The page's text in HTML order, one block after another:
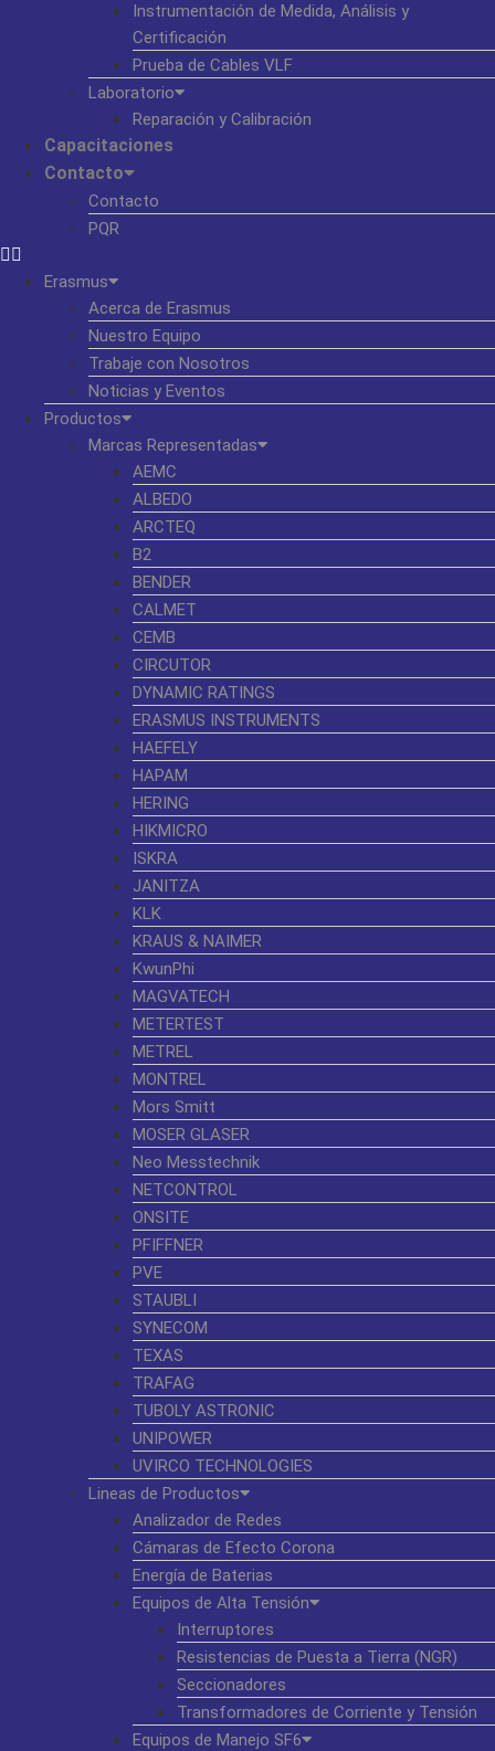
Instrumentación de Medida, Análisis y
Certificación
Prueba de Cables VLF
Laboratorio
Reparación y Calibración
Capacitaciones
Contacto
Contacto
PQR
Erasmus
Acerca de Erasmus
Nuestro Equipo
Trabaje con Nosotros
Noticias y Eventos
Productos
Marcas Representadas
AEMC
ALBEDO
ARCTEQ
B2
BENDER
CALMET
CEMB
CIRCUTOR
DYNAMIC RATINGS
ERASMUS INSTRUMENTS
HAEFELY
HAPAM
HERING
HIKMICRO
ISKRA
JANITZA
KLK
KRAUS & NAIMER
KwunPhi
MAGVATECH
METERTEST
METREL
MONTREL
Mors Smitt
MOSER GLASER
Neo Messtechnik
NETCONTROL
ONSITE
PFIFFNER
PVE
STAUBLI
SYNECOM
TEXAS
TRAFAG
TUBOLY ASTRONIC
UNIPOWER
UVIRCO TECHNOLOGIES
Lineas de Productos
Analizador de Redes
Cámaras de Efecto Corona
Energía de Baterias
Equipos de Alta Tensión
Interruptores
Resistencias de Puesta a Tierra (NGR)
Seccionadores
Transformadores de Corriente y Tensión
Equipos de Manejo SF6